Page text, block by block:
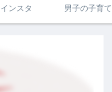
ンスタ 男子の子育て